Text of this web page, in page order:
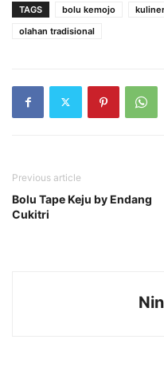
TAGS bolu kemojo
olahan tradisional
Previous article
Bolu Tape Keju by Endang
Cukitri